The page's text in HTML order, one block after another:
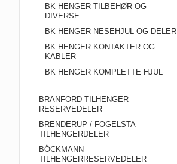
BK HENGER TILBEHØR OG
DIVERSE
BK HENGER NESEHJUL OG DELER
BK HENGER KONTAKTER OG
KABLER
BK HENGER KOMPLETTE HJUL
BRANFORD TILHENGER
RESERVEDELER
BRENDERUP / FOGELSTA
TILHENGERDELER
BÖCKMANN
TILHENGERRESERVEDELER